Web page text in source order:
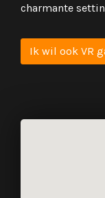
charmante
Ik wil ook VR